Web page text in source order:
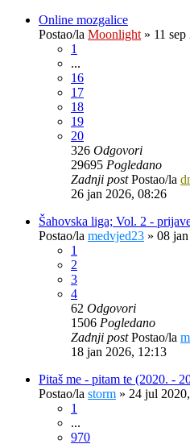
Online mozgalice
Postao/la Moonlight » 11
1
...
16
17
18
19
20
326 Odgovori
29695 Pogledano
Zadnji postPostao/la
26 jan 2026, 08:26
Šahovska liga; Vol. 2 -
Postao/la medvjed23 » 08
1
2
3
4
62 Odgovori
1506 Pogledano
Zadnji postPostao/la
18 jan 2026, 12:13
Pitaš me - pitam te (2020. -
Postao/la storm » 24 jul
1
...
970